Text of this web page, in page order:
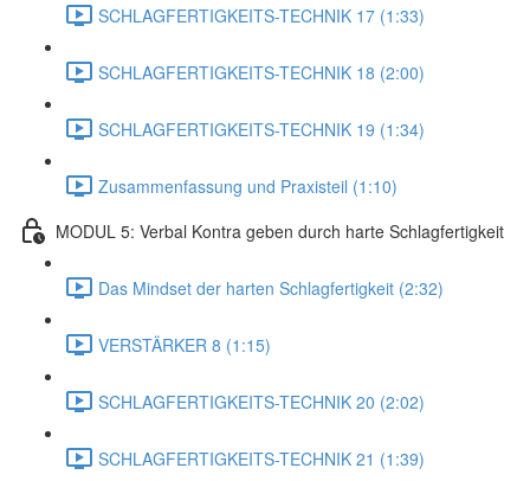
SCHLAGFERTIGKEITS-TECHNIK 17 (1:33)
SCHLAGFERTIGKEITS-TECHNIK 18 (2:00)
SCHLAGFERTIGKEITS-TECHNIK 19 (1:34)
Zusammenfassung und Praxisteil (1:10)
MODUL 5: Verbal Kontra geben durch harte Schlagfertigkeit
Das Mindset der harten Schlagfertigkeit (2:32)
VERSTÄRKER 8 (1:15)
SCHLAGFERTIGKEITS-TECHNIK 20 (2:02)
SCHLAGFERTIGKEITS-TECHNIK 21 (1:39)